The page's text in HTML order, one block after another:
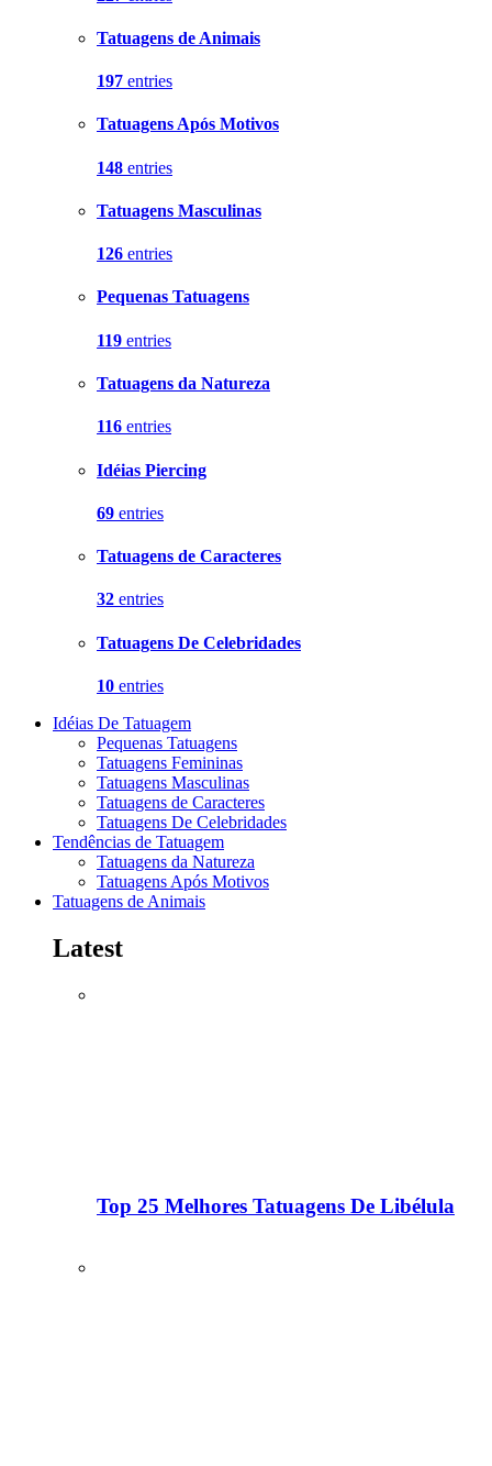
Tatuagens de Animais
197 entries
Tatuagens Após Motivos
148 entries
Tatuagens Masculinas
126 entries
Pequenas Tatuagens
119 entries
Tatuagens da Natureza
116 entries
Idéias Piercing
69 entries
Tatuagens de Caracteres
32 entries
Tatuagens De Celebridades
10 entries
Idéias De Tatuagem
Pequenas Tatuagens
Tatuagens Femininas
Tatuagens Masculinas
Tatuagens de Caracteres
Tatuagens De Celebridades
Tendências de Tatuagem
Tatuagens da Natureza
Tatuagens Após Motivos
Tatuagens de Animais
Latest
Top 25 Melhores Tatuagens De Libélula